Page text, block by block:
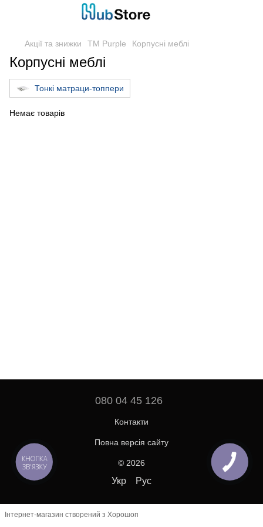
Акції та знижки TM Purple Корпусні меблі
Корпусні меблі
Тонкі матраци-топпери
Немає товарів
080 04 45 126
Контакти
Повна версія сайту
© 2026
Укр Рус
Інтернет-магазин створений з Хорошоп
КНОПКА
ЗВ'ЯЗКУ